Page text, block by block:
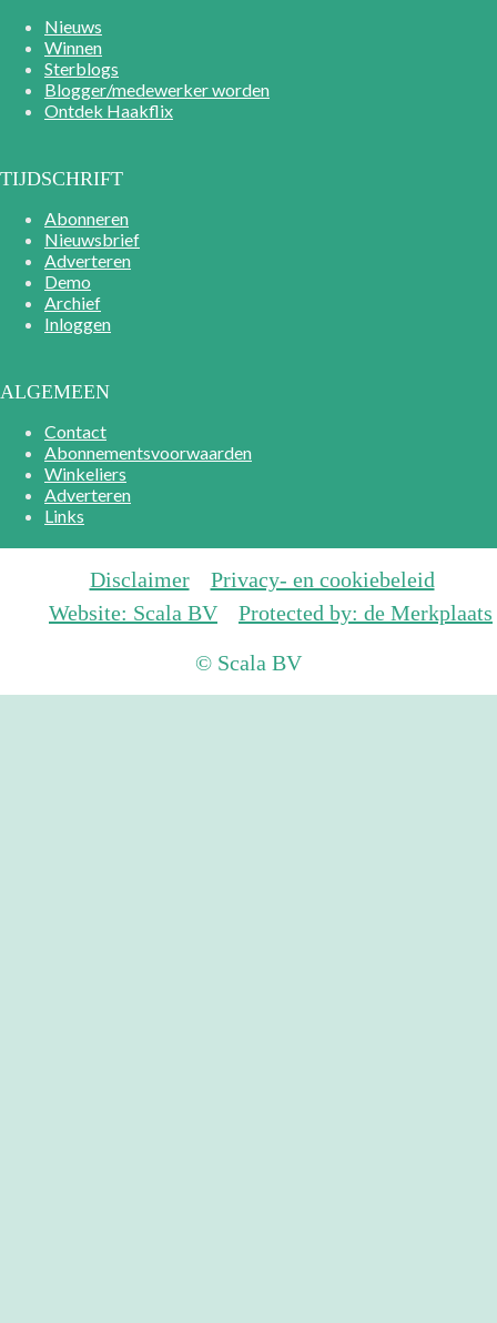
Nieuws
Winnen
Sterblogs
Blogger/medewerker worden
Ontdek Haakflix
TIJDSCHRIFT
Abonneren
Nieuwsbrief
Adverteren
Demo
Archief
Inloggen
ALGEMEEN
Contact
Abonnementsvoorwaarden
Winkeliers
Adverteren
Links
Disclaimer
Privacy- en cookiebeleid
Website: Scala BV
Protected by: de Merkplaats
© Scala BV